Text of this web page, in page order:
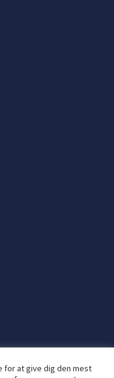
for at give dig den mest